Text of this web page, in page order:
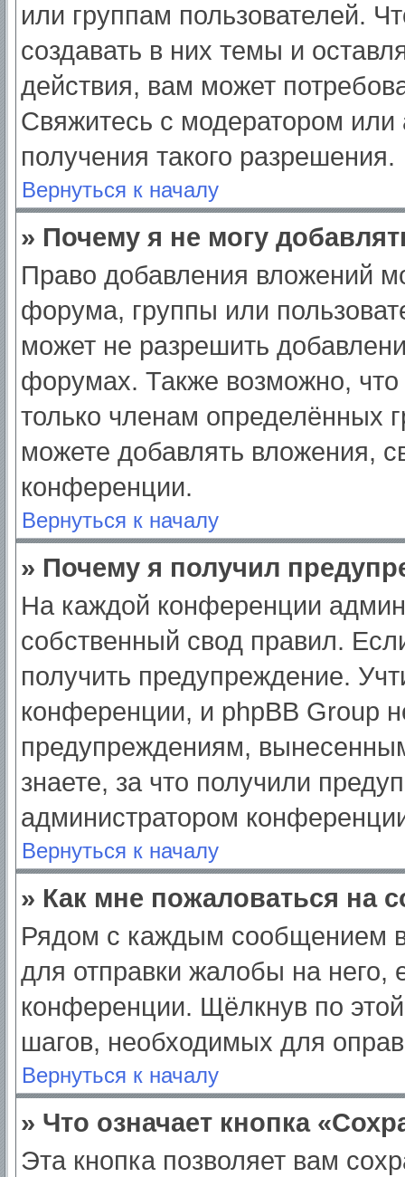
или группам пользователей.
создавать в них темы и
действия, вам может
Свяжитесь с модератором
получения такого разрешения.
Вернуться к началу
» Почему я не могу
Право добавления вложений
форума, группы или
может не разрешить
форумах. Также возможно,
только членам определённых
можете добавлять вложения,
конференции.
Вернуться к началу
» Почему я получил
На каждой конференции
собственный свод правил.
получить предупреждение.
конференции, и phpBB Group
предупреждениям,
знаете, за что получили
администратором
Вернуться к началу
» Как мне пожаловаться на
Рядом с каждым сообщением
для отправки жалобы на него,
конференции. Щёлкнув по
шагов, необходимых для
Вернуться к началу
» Что означает кнопка
Эта кнопка позволяет вам